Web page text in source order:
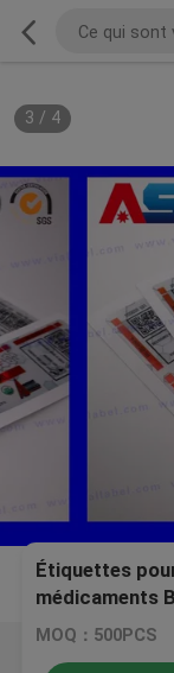
3 / 4
Étiquettes
médicaments
Impression
MOQ：500PCS